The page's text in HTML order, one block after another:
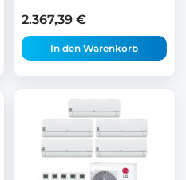
2.367,39 €
In den Warenkorb